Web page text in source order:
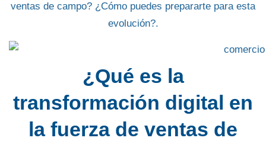
ventas de campo? ¿Cómo puedes prepararte para esta
evolución?.
¿Qué es la
transformación digital en
la fuerza de ventas de